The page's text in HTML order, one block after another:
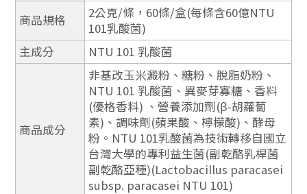
商品規格
2公克/條，60條/盒(每條含60億NTU
101乳酸菌)
主成分
NTU 101 乳酸菌
商品成分
非基改玉米澱粉、糖粉、脫脂奶粉、
NTU 101 乳酸菌、異麥芽寡糖、香料
(優格香料) 、營養添加劑(β-胡蘿蔔
素)、調味劑(蘋果酸、檸檬酸)、酵母
粉。NTU 101乳酸菌為技術轉移自國立
台灣大學的專利益生菌(副乾酪乳桿菌
副乾酪亞種)(Lactobacillus paracasei
subsp. paracasei NTU 101)